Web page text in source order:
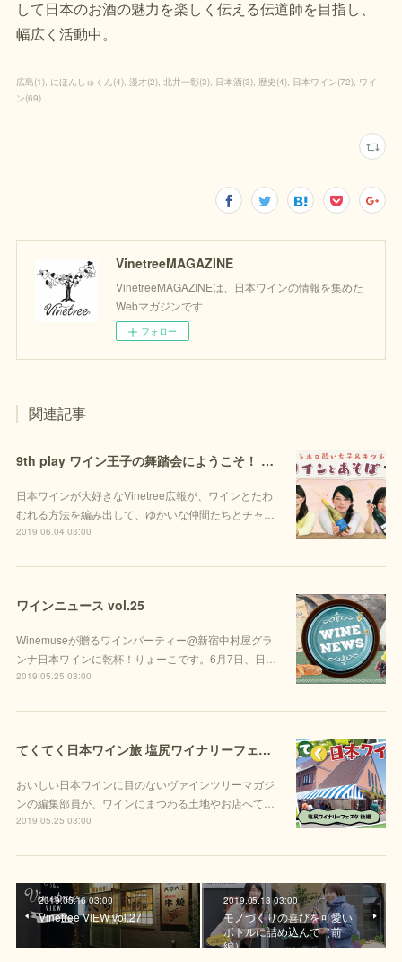
して日本のお酒の魅力を楽しく伝える伝道師を目指し、
幅広く活動中。
広島(1) にほんしゅくん(4) 漫才(2) 北井一彰(3) 日本酒(3) 歴史(4) 日本ワイン(72) ワイ
ン(69)
VinetreeMAGAZINE
VinetreeMAGAZINEは、日本ワインの情報を集めた
Webマガジンです
フォロー
関連記事
9th play ワイン王子の舞踏会にようこそ！ シンデレラ・チーズ決定戦（後編）
日本ワインが大好きなVinetree広報が、ワインとたわ
むれる方法を編み出して、ゆかいな仲間たちとチャ…
2019.06.04 03:00
ワインニュース vol.25
Winemuseが贈るワインパーティー@新宿中村屋グラ
ンナ日本ワインに乾杯！りょーこです。6月7日、日…
2019.05.25 03:00
てくてく日本ワイン旅 塩尻ワイナリーフェスタ後編
おいしい日本ワインに目のないヴァインツリーマガジ
ンの編集部員が、ワインにまつわる土地やお店へて…
2019.05.25 03:00
2019.05.16 03:00
Vinetree VIEW vol.27
2019.05.13 03:00
モノづくりの喜びを可愛い
ボトルに詰め込んで（前
編）